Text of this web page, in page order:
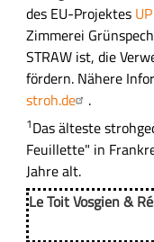
des EU-Projektes
Zimmerei
STRAW ist, die
fördern. Nähere
stroh.de
.
1Das älteste
Feuillette" in
Jahre alt.
Le Toit Vosgien &